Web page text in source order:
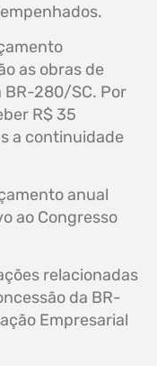
as obras de
BR-280/SC. Por
R$ 35
a continuidade
anual
ao Congresso
relacionadas
da BR-
Empresarial